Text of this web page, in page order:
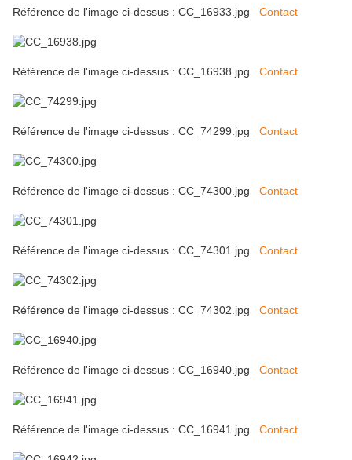
Référence de l'image ci-dessus : CC_16933.jpg Contact
Référence de l'image ci-dessus : CC_16938.jpg Contact
Référence de l'image ci-dessus : CC_74299.jpg Contact
Référence de l'image ci-dessus : CC_74300.jpg Contact
Référence de l'image ci-dessus : CC_74301.jpg Contact
Référence de l'image ci-dessus : CC_74302.jpg Contact
Référence de l'image ci-dessus : CC_16940.jpg Contact
Référence de l'image ci-dessus : CC_16941.jpg Contact